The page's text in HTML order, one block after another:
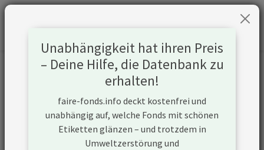
Informationen zum Unternehmen
Birla Corp Ltd
https://birlacorporation.com/
Unabhängigkeit hat ihren Preis
– Deine Hilfe, die Datenbank zu
erhalten!
faire-fonds.info deckt kostenfrei und
unabhängig auf, welche Fonds mit schönen
Etiketten glänzen – und trotzdem in
Umweltzerstörung und